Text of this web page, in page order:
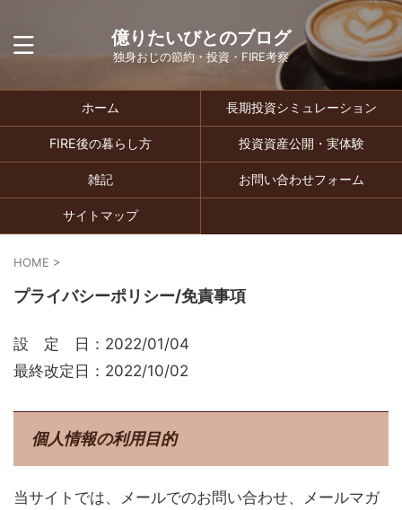
億りたいびとのブログ
独身おじの節約・投資・FIRE考察
ホーム 長期投資シミュレーション
FIRE後の暮らし方 投資資産公開・実体験
雑記 お問い合わせフォーム
サイトマップ
HOME >
プライバシーポリシー/免責事項
設 定 日：2022/01/04
最終改定日：2022/10/02
個人情報の利用目的
当サイトでは、メールでのお問い合わせ、メールマガ